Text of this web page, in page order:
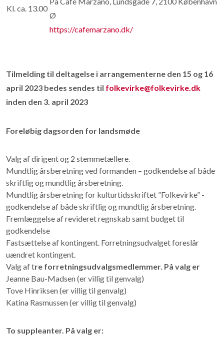
Kl. ca. 13.00
Ø
https://cafemarzano.dk/
Tilmelding til deltagelse i arrangementerne den 15 og 16
april 2023 bedes sendes til folkevirke@folkevirke.dk
inden den 3. april 2023
Foreløbig dagsorden for landsmøde
Valg af dirigent og 2 stemmetællere.
Mundtlig årsberetning ved formanden – godkendelse af både
skriftlig og mundtlig årsberetning.
Mundtlig årsberetning for kulturtidsskriftet ”Folkevirke” -
godkendelse af både skriftlig og mundtlig årsberetning.
Fremlæggelse af revideret regnskab samt budget til
godkendelse
Fastsættelse af kontingent. Forretningsudvalget foreslår
uændret kontingent.
Valg af tre forretningsudvalgsmedlemmer. På valg er
Jeanne Bau-Madsen (er villig til genvalg)
Tove Hinriksen (er villig til genvalg)
Katina Rasmussen (er villig til genvalg)
To suppleanter. På valg er: